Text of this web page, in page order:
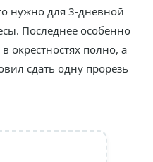
нужно для 3-дневной
Последнее особенно
окрестностях полно, а
сдать одну прорезь